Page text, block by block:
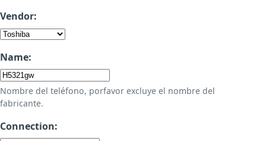
Vendor:
Name:
Nombre del teléfono, porfavor excluye el nombre del
fabricante.
Connection: